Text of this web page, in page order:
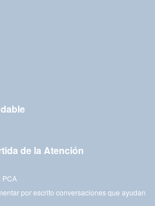
de la Atención
PCA
por escrito conversaciones que ayudan